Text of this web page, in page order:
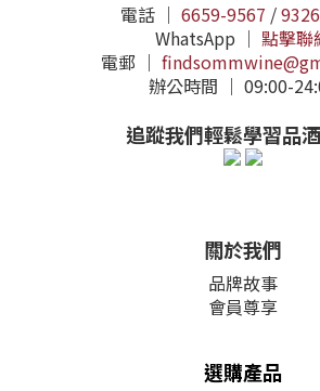
電話 ｜ 6659-9567 /
WhatsApp ｜ 點擊聯
電郵 ｜
辦公時間 ｜ 09:00-
追蹤我們輕鬆學習品
關於我們
品牌故事
會員尊享
選購產品